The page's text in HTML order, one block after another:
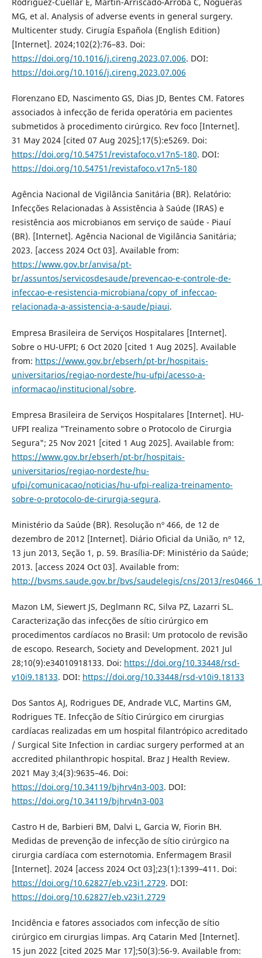
Rodríguez-Cuéllar E, Martín-Arriscado-Arroba C, Nogueras
MG, et al. Analysis of adverse events in general surgery.
Multicenter study. Cirugía Española (English Edition)
[Internet]. 2024;102(2):76–83. Doi:
https://doi.org/10.1016/j.cireng.2023.07.006. DOI:
https://doi.org/10.1016/j.cireng.2023.07.006
Florenzano ED, Nascimento GS, Dias JD, Bentes CM. Fatores
associados à infecção de ferida operatória em pacientes
submetidos à procedimento cirúrgico. Rev foco [Internet].
31 May 2024 [cited 07 Aug 2025];17(5):e5269. Doi:
https://doi.org/10.54751/revistafoco.v17n5-180. DOI:
https://doi.org/10.54751/revistafoco.v17n5-180
Agência Nacional de Vigilância Sanitária (BR). Relatório:
Infecções Relacionadas à Assistência à Saúde (IRAS) e
resistência aos microbianos em serviço de saúde - Piauí
(BR). [Internet]. Agência Nacional de Vigilância Sanitária;
2023. [access 2024 Oct 03]. Available from:
https://www.gov.br/anvisa/pt-
br/assuntos/servicosdesaude/prevencao-e-controle-de-
infeccao-e-resistencia-microbiana/copy_of_infeccao-
relacionada-a-assistencia-a-saude/piaui.
Empresa Brasileira de Serviços Hospitalares [Internet].
Sobre o HU-UFPI; 6 Oct 2020 [cited 1 Aug 2025]. Available
from: https://www.gov.br/ebserh/pt-br/hospitais-
universitarios/regiao-nordeste/hu-ufpi/acesso-a-
informacao/institucional/sobre.
Empresa Brasileira de Serviços Hospitalares [Internet]. HU-
UFPI realiza "Treinamento sobre o Protocolo de Cirurgia
Segura"; 25 Nov 2021 [cited 1 Aug 2025]. Available from:
https://www.gov.br/ebserh/pt-br/hospitais-
universitarios/regiao-nordeste/hu-
ufpi/comunicacao/noticias/hu-ufpi-realiza-treinamento-
sobre-o-protocolo-de-cirurgia-segura.
Ministério da Saúde (BR). Resolução nº 466, de 12 de
dezembro de 2012 [Internet]. Diário Oficial da União, nº 12,
13 jun 2013, Seção 1, p. 59. Brasília-DF: Ministério da Saúde;
2013. [access 2024 Oct 03]. Available from:
http://bvsms.saude.gov.br/bvs/saudelegis/cns/2013/
Mazon LM, Siewert JS, Deglmann RC, Silva PZ, Lazarri SL.
Caracterização das infecções de sítio cirúrgico em
procedimentos cardíacos no Brasil: Um protocolo de revisão
de escopo. Research, Society and Development. 2021 Jul
28;10(9):e34010918133. Doi: https://doi.org/10.33448/rsd-
v10i9.18133. DOI: https://doi.org/10.33448/rsd-v10i9.18133
Dos Santos AJ, Rodrigues DE, Andrade VLC, Martins GM,
Rodrigues TE. Infecção de Sítio Cirúrgico em cirurgias
cardíacas realizadas em um hospital filantrópico acreditado
/ Surgical Site Infection in cardiac surgery performed at an
accredited philanthropic hospital. Braz J Health Review.
2021 May 3;4(3):9635–46. Doi:
https://doi.org/10.34119/bjhrv4n3-003. DOI:
https://doi.org/10.34119/bjhrv4n3-003
Castro H de, Barbieri BM, Dalvi L, Garcia W, Fiorin BH.
Medidas de prevenção de infecção de sítio cirúrgico na
cirurgia cardíaca com esternotomia. Enfermagem Brasil
[Internet]. 2024 [access 2024 Oct 03];23(1):1399–411. Doi:
https://doi.org/10.62827/eb.v23i1.2729. DOI:
https://doi.org/10.62827/eb.v23i1.2729
Incidência e fatores associados com infecção de sítio
cirúrgico em cirurgias limpas. Arq Catarin Med [Internet].
15 jun 2022 [cited 2025 Mar 17];50(3):56-9. Available from: